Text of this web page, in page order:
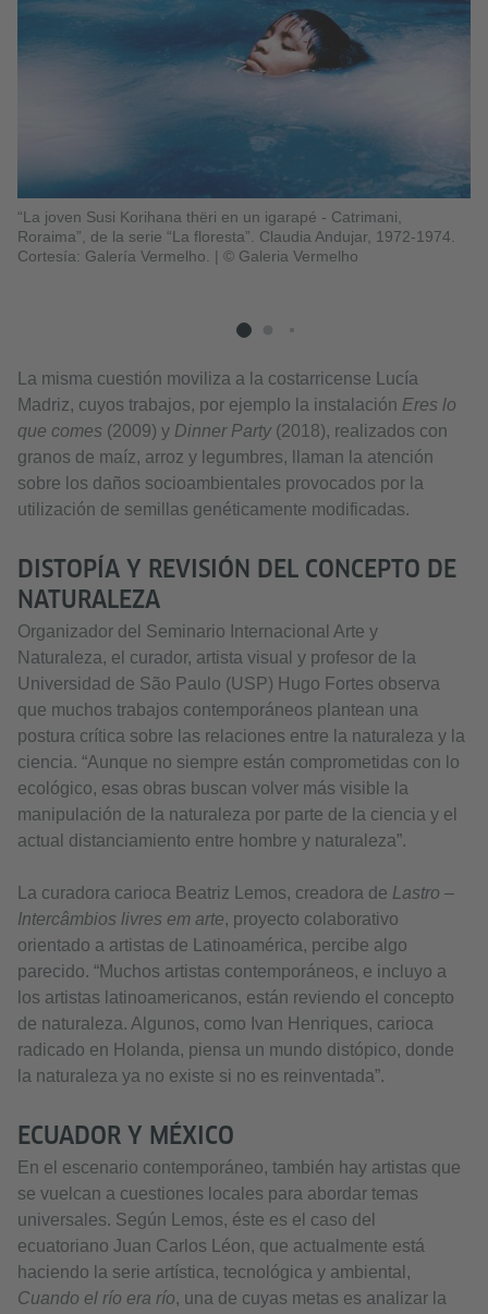
“La joven Susi Korihana thëri en un igarapé - Catrimani,
Roraima”, de la serie “La floresta”. Claudia Andujar, 1972-1974.
Cortesía: Galería Vermelho. | © Galeria Vermelho
La misma cuestión moviliza a la costarricense Lucía
Madriz, cuyos trabajos, por ejemplo la instalación Eres lo
que comes (2009) y Dinner Party(2018), realizados con
granos de maíz, arroz y legumbres, llaman la atención
sobre los daños socioambientales provocados por la
utilización de semillas genéticamente modificadas.
DISTOPÍA Y REVISIÓN DEL CONCEPTO DE
NATURALEZA
Organizador del Seminario Internacional Arte y
Naturaleza, el curador, artista visual y profesor de la
Universidad de São Paulo (USP) Hugo Fortes observa
que muchos trabajos contemporáneos plantean una
postura crítica sobre las relaciones entre la naturaleza y la
ciencia. “Aunque no siempre están comprometidas con lo
ecológico, esas obras buscan volver más visible la
manipulación de la naturaleza por parte de la ciencia y el
actual distanciamiento entre hombre y naturaleza”.
La curadora carioca Beatriz Lemos, creadora de Lastro –
Intercâmbios livres em arte, proyecto colaborativo
orientado a artistas de Latinoamérica, percibe algo
parecido. “Muchos artistas contemporáneos, e incluyo a
los artistas latinoamericanos, están reviendo el concepto
de naturaleza. Algunos, como Ivan Henriques, carioca
radicado en Holanda, piensa un mundo distópico, donde
la naturaleza ya no existe si no es reinventada”.
ECUADOR Y MÉXICO
En el escenario contemporáneo, también hay artistas que
se vuelcan a cuestiones locales para abordar temas
universales. Según Lemos, éste es el caso del
ecuatoriano Juan Carlos Léon, que actualmente está
haciendo la serie artística, tecnológica y ambiental,
Cuando el río era río, una de cuyas metas es analizar la